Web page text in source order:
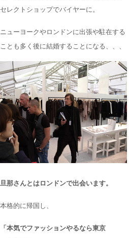
セレクトショップでバイヤーに。
ニューヨークやロンドンに出張や駐在する
ことも多く後に結婚することになる、、、
旦那さんとはロンドンで出会います。
本格的に帰国し、
「本気でファッションやるなら東京